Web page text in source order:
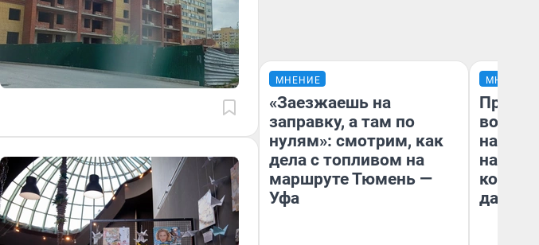
МНЕНИЕ
«Заезжаешь на
заправку, а там по
нулям»: смотрим, как
дела с топливом на
маршруте Тюмень —
Уфа
МНЕНИЕ
нам
даже